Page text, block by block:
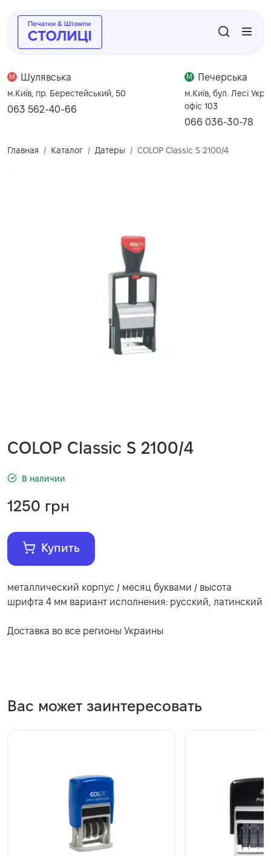
M Шулявська
м.Київ, пр. Берестейський, 50
063 562-40-66
M Печерська
м.Київ, бул. Лесі
офіс 103
066 036-30-78
Главная Каталог Датеры COLOP Classic S 2100/4
COLOP Classic S 2100/4
В наличии
1250 грн
Купить
металлический корпус / месяц буквами / высота
шрифта 4 мм вариант исполнения: русский, латинский
Доставка во все регионы Украины
Вас может заинтересовать